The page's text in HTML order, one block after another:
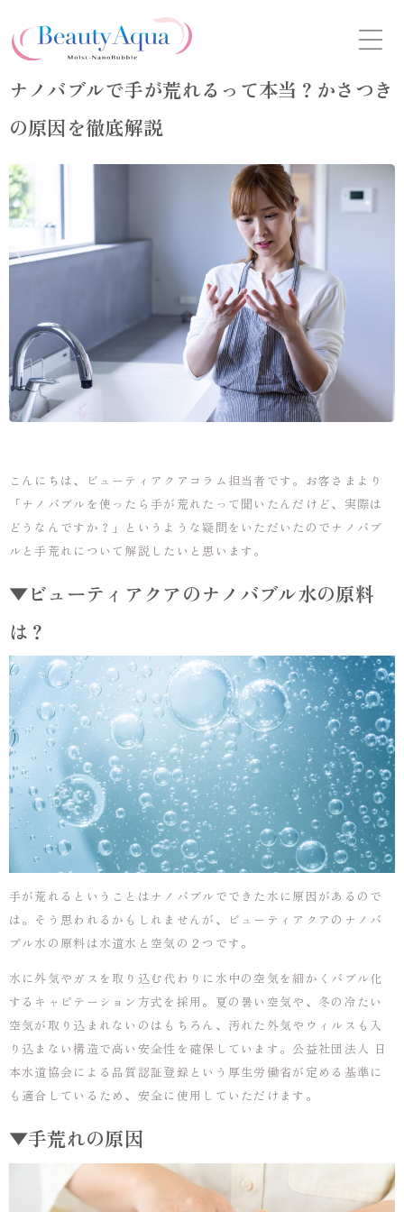
to
the
content
ナノバブルで手が荒れるって本当？かさつき
の原因を徹底解説
こんにちは、ビューティアクアコラム担当者です。お客さまより
「ナノバブルを使ったら手が荒れたって聞いたんだけど、実際は
どうなんですか？」というような疑問をいただいたのでナノバブ
ルと手荒れについて解説したいと思います。
▼ビューティアクアのナノバブル水の原料
は？
手が荒れるということはナノバブルでできた水に原因があるので
は。そう思われるかもしれませんが、ビューティアクアのナノバ
ブル水の原料は水道水と空気の２つです。
水に外気やガスを取り込む代わりに水中の空気を細かくバブル化
するキャビテーション方式を採用。夏の暑い空気や、冬の冷たい
空気が取り込まれないのはもちろん、汚れた外気やウィルスも入
り込まない構造で高い安全性を確保しています。公益社団法人 日
本水道協会による品質認証登録という厚生労働省が定める基準に
も適合しているため、安全に使用していただけます。
▼手荒れの原因